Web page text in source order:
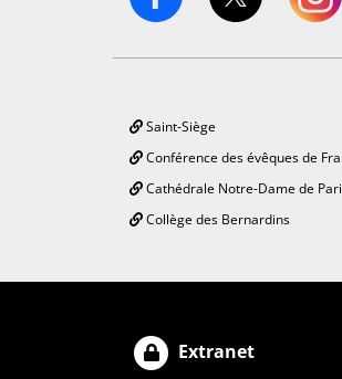
Saint-Siège
Conférence des évêques de
Cathédrale Notre-Dame de
Collège des Bernardins
Extranet